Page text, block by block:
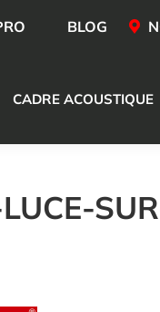
BLOG
CADRE ACOUSTIQUE